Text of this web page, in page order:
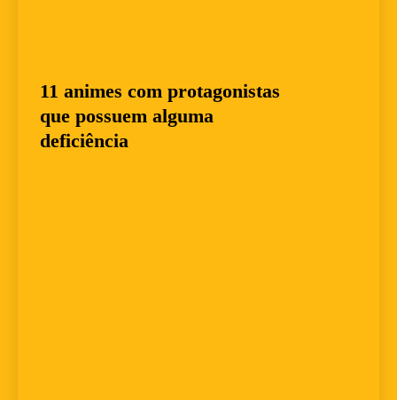
11 animes com protagonistas
que possuem alguma
deficiência